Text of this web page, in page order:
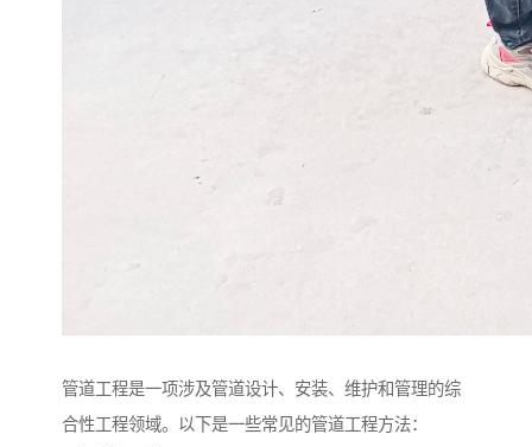
管道工程是一项涉及管道设计、安装、维护和管理的综
合性工程领域。以下是一些常见的管道工程方法：